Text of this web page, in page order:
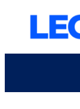
contenu